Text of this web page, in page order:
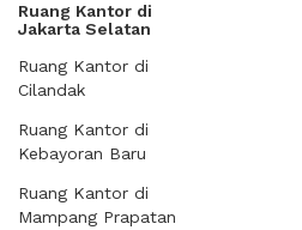
Ruang Kantor di
Jakarta Selatan
Ruang Kantor di
Cilandak
Ruang Kantor di
Kebayoran Baru
Ruang Kantor di
Mampang Prapatan